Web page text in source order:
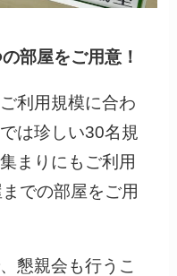
部屋をご用意！
利用規模に合わ
は珍しい30名規
まりにもご利用
での部屋をご用
懇親会も行うこ